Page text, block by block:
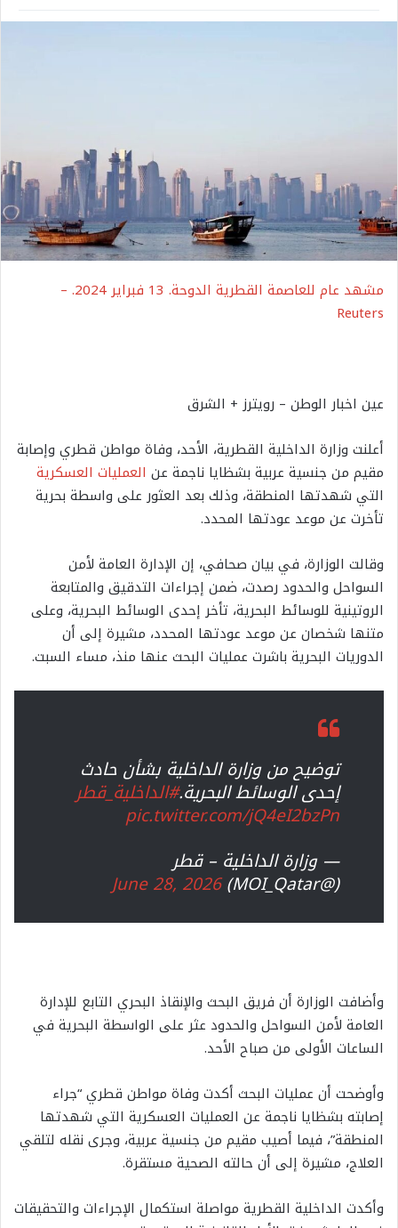
مشهد عام للعاصمة القطرية الدوحة. 13 فبراير 2024. –
Reuters
عين اخبار الوطن – رويترز + الشرق
أعلنت وزارة الداخلية القطرية، الأحد، وفاة مواطن قطري وإصابة
مقيم من جنسية عربية بشظايا ناجمة عن العمليات العسكرية
التي شهدتها المنطقة، وذلك بعد العثور على واسطة بحرية
تأخرت عن موعد عودتها المحدد.
وقالت الوزارة، في بيان صحافي، إن الإدارة العامة لأمن
السواحل والحدود رصدت، ضمن إجراءات التدقيق والمتابعة
الروتينية للوسائط البحرية، تأخر إحدى الوسائط البحرية، وعلى
متنها شخصان عن موعد عودتها المحدد، مشيرة إلى أن
الدوريات البحرية باشرت عمليات البحث عنها منذ، مساء السبت.
توضيح من وزارة الداخلية بشأن حادث
إحدى الوسائط البحرية.#الداخلية_قطر
pic.twitter.com/jQ4eI2bzPn
— وزارة الداخلية – قطر
(@MOI_Qatar)
June 28, 2026
وأضافت الوزارة أن فريق البحث والإنقاذ البحري التابع للإدارة
العامة لأمن السواحل والحدود عثر على الواسطة البحرية في
الساعات الأولى من صباح الأحد.
وأوضحت أن عمليات البحث أكدت وفاة مواطن قطري “جراء
إصابته بشظايا ناجمة عن العمليات العسكرية التي شهدتها
المنطقة”، فيما أصيب مقيم من جنسية عربية، وجرى نقله لتلقي
العلاج، مشيرة إلى أن حالته الصحية مستقرة.
وأكدت الداخلية القطرية مواصلة استكمال الإجراءات والتحقيقات